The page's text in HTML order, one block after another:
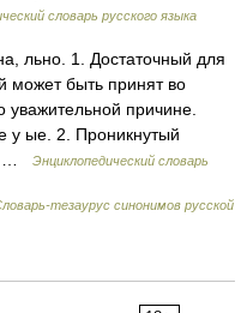
словарь русского языка
льно. 1. Достаточный для
может быть принят во
уважительной причине.
у ые. 2. Проникнутый
…
Энциклопедический словарь
тезаурус синонимов русской